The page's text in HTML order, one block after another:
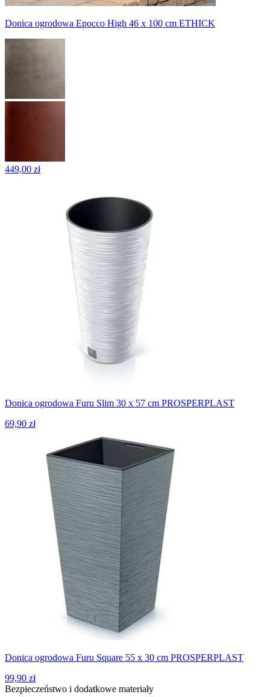
Donica ogrodowa Epocco High 46 x 100 cm ETHICK
449,00 zł
Donica ogrodowa Furu Slim 30 x 57 cm PROSPERPLAST
69,90 zł
Donica ogrodowa Furu Square 55 x 30 cm PROSPERPLAST
99,90 zł
Bezpieczeństwo i dodatkowe materiały